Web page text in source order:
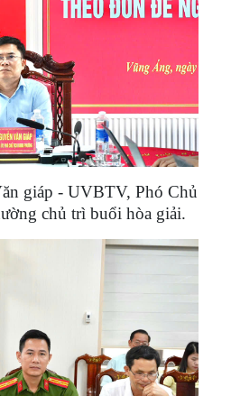
giáp - UVBTV, Phó Chủ
chủ trì buổi hòa giải.